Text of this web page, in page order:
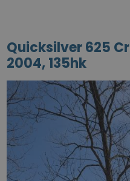
Quicksilver 625
2004, 135hk